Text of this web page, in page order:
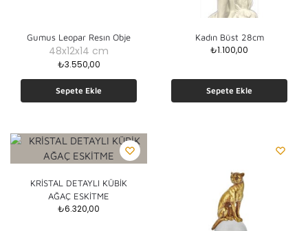
Gumus Leopar Resın Obje
48x12x14 cm
₺3.550,00
Sepete Ekle
Kadın Büst 28cm
₺1.100,00
Sepete Ekle
KRİSTAL DETAYLI KÜBİK
AĞAÇ ESKİTME
₺6.320,00